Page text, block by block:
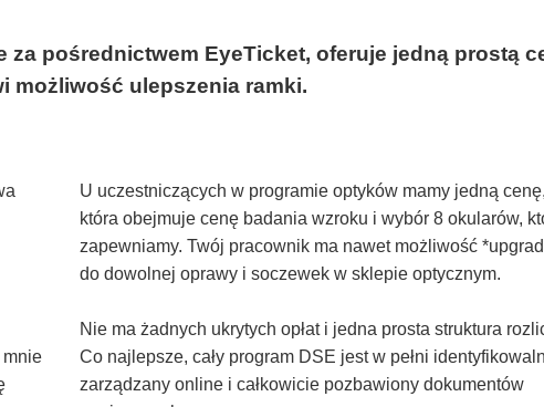
za pośrednictwem EyeTicket, oferuje jedną prostą
możliwość ulepszenia ramki.
U uczestniczących w programie optyków mamy jedną cenę,
która obejmuje cenę badania wzroku i wybór 8 okularów,
zapewniamy. Twój pracownik ma nawet możliwość
do dowolnej oprawy i soczewek w sklepie optycznym.
Nie ma żadnych ukrytych opłat i jedna prosta struktura
Co najlepsze, cały program DSE jest w pełni
zarządzany online i całkowicie pozbawiony dokumentów